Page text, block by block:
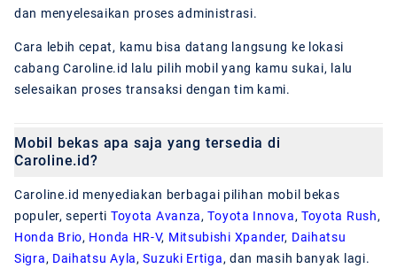
dan menyelesaikan proses administrasi.
Cara lebih cepat, kamu bisa datang langsung ke lokasi
cabang Caroline.id lalu pilih mobil yang kamu sukai, lalu
selesaikan proses transaksi dengan tim kami.
Mobil bekas apa saja yang tersedia di
Caroline.id?
Caroline.id menyediakan berbagai pilihan mobil bekas
populer, seperti Toyota Avanza,Toyota Innova, Toyota Rush,
Honda Brio, Honda HR-V, Mitsubishi Xpander, Daihatsu
Sigra, Daihatsu Ayla,Suzuki Ertiga, dan masih banyak lagi.